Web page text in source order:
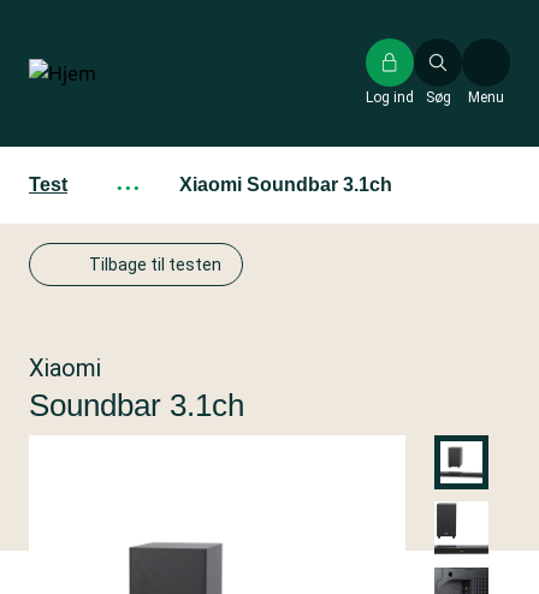
hovedindhold
Søg
Log ind Menu
Test ··· Xiaomi Soundbar 3.1ch
Tilbage til testen
Xiaomi
Soundbar 3.1ch